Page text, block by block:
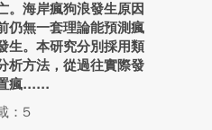
。海岸瘋狗浪發生原因
仍無一套理論能預測瘋
生。本研究分別採用類
析方法，從過往實際發
瘋...
：5